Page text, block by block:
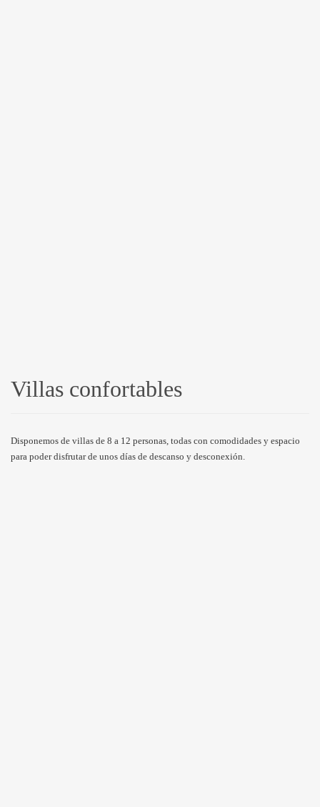
Villas confortables
Disponemos de villas de 8 a 12 personas, todas con comodidades y espacio
para poder disfrutar de unos días de descanso y desconexión.